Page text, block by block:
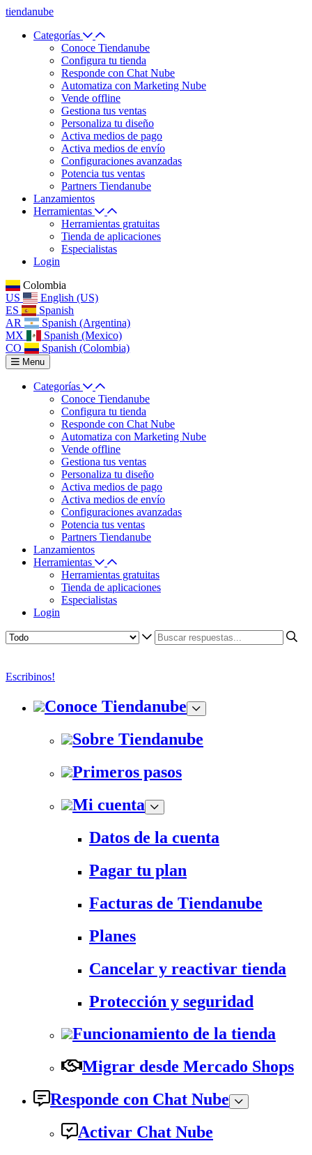
tiendanube
Categorías
Conoce Tiendanube
Configura tu tienda
Responde con Chat Nube
Automatiza con Marketing Nube
Vende offline
Gestiona tus ventas
Personaliza tu diseño
Activa medios de pago
Activa medios de envío
Configuraciones avanzadas
Potencia tus ventas
Partners Tiendanube
Lanzamientos
Herramientas
Herramientas gratuitas
Tienda de aplicaciones
Especialistas
Login
Colombia
US
English (US)
ES
Spanish
AR
Spanish (Argentina)
MX
Spanish (Mexico)
CO
Spanish (Colombia)
Menu
Categorías
Conoce Tiendanube
Configura tu tienda
Responde con Chat Nube
Automatiza con Marketing Nube
Vende offline
Gestiona tus ventas
Personaliza tu diseño
Activa medios de pago
Activa medios de envío
Configuraciones avanzadas
Potencia tus ventas
Partners Tiendanube
Lanzamientos
Herramientas
Herramientas gratuitas
Tienda de aplicaciones
Especialistas
Login
Escribinos!
Conoce Tiendanube
Sobre Tiendanube
Primeros pasos
Mi cuenta
Datos de la cuenta
Pagar tu plan
Facturas de Tiendanube
Planes
Cancelar y reactivar tienda
Protección y seguridad
Funcionamiento de la tienda
Migrar desde Mercado Shops
Responde con Chat Nube
Activar Chat Nube